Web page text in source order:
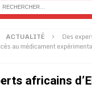
ACTUALITÉ
Des
au médicament
africains